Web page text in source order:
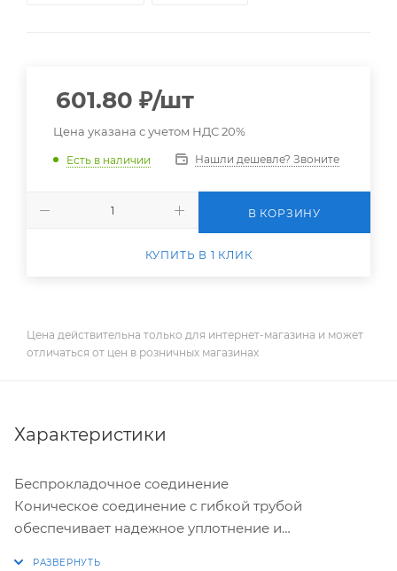
601.80 ₽/шт
Цена указана с учетом НДС 20%
Есть в наличии Нашли дешевле? Звоните
В КОРЗИНУ
КУПИТЬ В 1 КЛИК
Цена действительна только для интернет-магазина и может
отличаться от цен в розничных магазинах
Характеристики
Беспрокладочное соединение
Коническое соединение с гибкой трубой
обеспечивает надежное уплотнение и